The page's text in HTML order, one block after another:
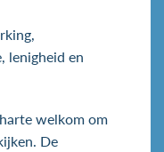
lenigheid en
welkom om
De